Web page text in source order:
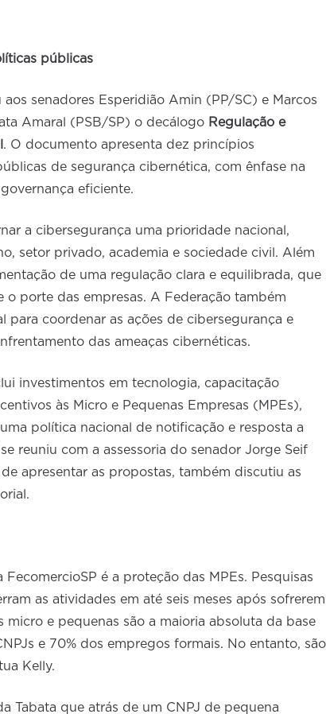
públicas
senadores Esperidião Amin (PP/SC) e Marcos
Amaral (PSB/SP) o decálogo Regulação e
. O documento apresenta dez princípios
de segurança cibernética, com ênfase na
eficiente.
a cibersegurança uma prioridade nacional,
setor privado, academia e sociedade civil. Além
de uma regulação clara e equilibrada, que
o porte das empresas. A Federação também
para coordenar as ações de cibersegurança e
das ameaças cibernéticas.
investimentos em tecnologia, capacitação
às Micro e Pequenas Empresas (MPEs),
política nacional de notificação e resposta a
reuniu com a assessoria do senador Jorge Seif
apresentar as propostas, também discutiu as
é a proteção das MPEs. Pesquisas
as atividades em até seis meses após sofrerem
micro e pequenas são a maioria absoluta da base
e 70% dos empregos formais. No entanto, são
Kelly.
Tabata que atrás de um CNPJ de pequena